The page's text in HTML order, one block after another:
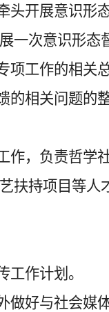
头开展意识形
一次意识形
工作的相关
的相关问题的
作，负责哲学
扶持项目等人
工作计划。
好与社会媒